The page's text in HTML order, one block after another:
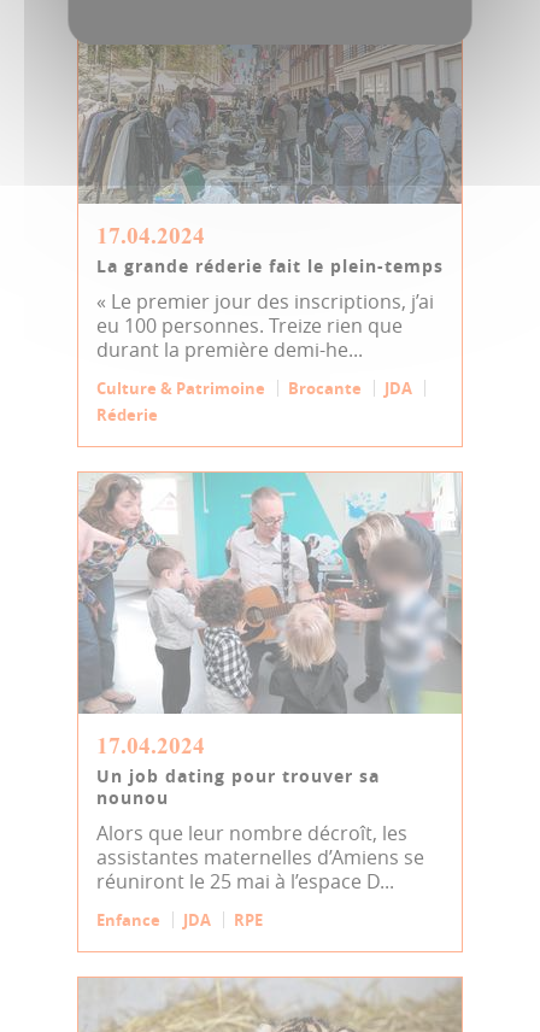
17.04.2024
La grande réderie fait le plein-temps
« Le premier jour des inscriptions, j’ai
eu 100 personnes. Treize rien que
durant la première demi-he...
Culture & Patrimoine Brocante
JDA
Réderie
17.04.2024
Un job dating pour trouver sa
nounou
Alors que leur nombre décroît, les
assistantes maternelles d’Amiens se
réuniront le 25 mai à l’espace D...
Enfance JDA RPE